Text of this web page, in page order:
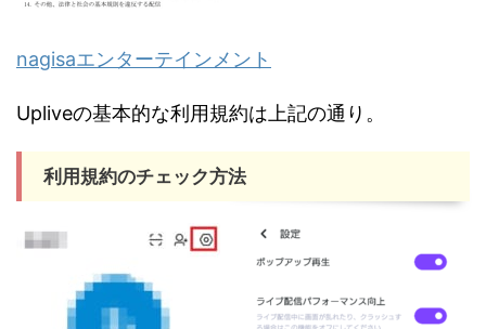
nagisaエンターテインメント
Upliveの基本的な利用規約は上記の通り。
利用規約のチェック方法